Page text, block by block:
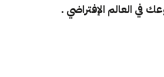
في العالم الإفتراضي .